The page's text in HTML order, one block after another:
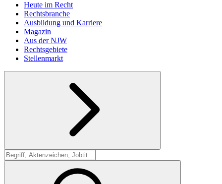
Heute im Recht
Rechtsbranche
Ausbildung und Karriere
Magazin
Aus der NJW
Rechtsgebiete
Stellenmarkt
Suche